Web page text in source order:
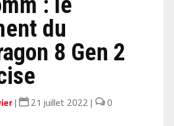
du
8 Gen 2
| 21 juillet 2022 |
0